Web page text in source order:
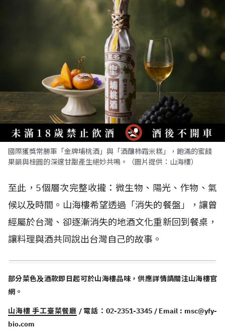
國際獲獎常勝軍「金牌埔桃酒」與「酒釀柿霜米糕」，飽滿的蜜餞
果韻與桂圓的深邃甘甜產生絕妙共鳴。（圖片提供：山海樓）
至此，5個層次完整收攏：微生物、陽光、作物、氣
候以及時間。山海樓希望透過「消失的餐盤」，讓曾
經屬於台灣、卻逐漸消失的地酒文化重新回到餐桌，
讓料理與酒共同說出台灣自己的故事。
部分菜色及酒款即日起可於山海樓品味，供應詳情請關注山海樓官
網。
山海樓 手工臺菜餐廳 / 電話：02-2351-3345 / Email : msc@yfy-
bio.com